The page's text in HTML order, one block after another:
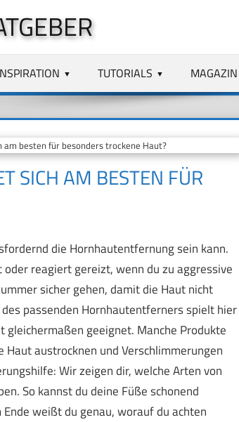
TUTORIALS MAGAZIN
besten für besonders trockene Haut?
SICH AM BESTEN FÜR
die Hornhautentfernung sein kann.
reagiert gereizt, wenn du zu aggressive
sicher gehen, damit die Haut nicht
passenden Hornhautentferners spielt hier
geeignet. Manche Produkte
austrocknen und Verschlimmerungen
Wir zeigen dir, welche Arten von
So kannst du deine Füße schonend
weißt du genau, worauf du achten